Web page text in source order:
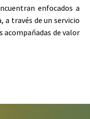
enfocados a
través de un servicio
acompañadas de valor